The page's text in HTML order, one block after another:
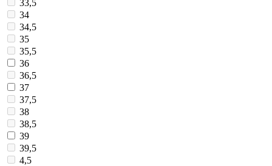
33,5
34
34,5
35
35,5
36
36,5
37
37,5
38
38,5
39
39,5
4,5